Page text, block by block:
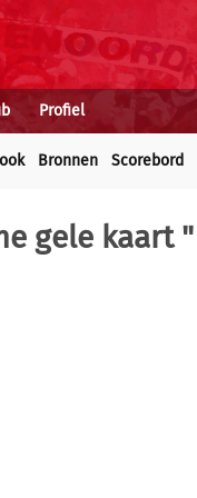
Profiel
Bronnen Scorebord
gele kaart "